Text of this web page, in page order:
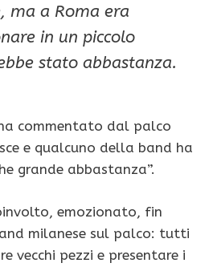
ma a Roma era
in un piccolo
stato abbastanza.
commentato dal palco
e qualcuno della band ha
grande abbastanza”.
emozionato, fin
milanese sul palco: tutti
vecchi pezzi e presentare i